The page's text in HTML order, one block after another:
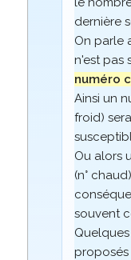
dernière
On parle
n'est pas
numéro
Ainsi un
froid)
Ou alors
(n°
souvent
proposés